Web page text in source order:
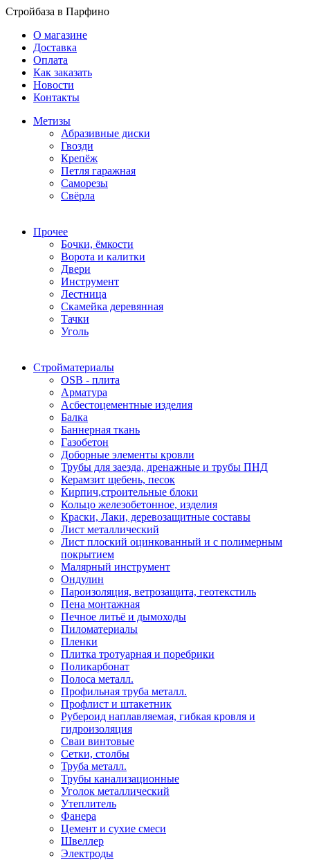
Стройбаза в Парфино
О магазине
Доставка
Оплата
Как заказать
Новости
Контакты
Метизы
Абразивные диски
Гвозди
Крепёж
Петля гаражная
Саморезы
Свёрла
Прочее
Бочки, ёмкости
Ворота и калитки
Двери
Инструмент
Лестница
Скамейка деревянная
Тачки
Уголь
Стройматериалы
OSB - плита
Арматура
Асбестоцементные изделия
Балка
Баннерная ткань
Газобетон
Доборные элементы кровли
Трубы для заезда, дренажные и трубы ПНД
Керамзит щебень, песок
Кирпич,строительные блоки
Кольцо железобетонное, изделия
Краски, Лаки, деревозащитные составы
Лист металлический
Лист плоский оцинкованный и с полимерным
покрытием
Малярный инструмент
Ондулин
Пароизоляция, ветрозащита, геотекстиль
Пена монтажная
Печное литьё и дымоходы
Пиломатериалы
Пленки
Плитка тротуарная и поребрики
Поликарбонат
Полоса металл.
Профильная труба металл.
Профлист и штакетник
Рубероид наплавляемая, гибкая кровля и
гидроизоляция
Сваи винтовые
Сетки, столбы
Труба металл.
Трубы канализационные
Уголок металлический
Утеплитель
Фанера
Цемент и сухие смеси
Швеллер
Электроды